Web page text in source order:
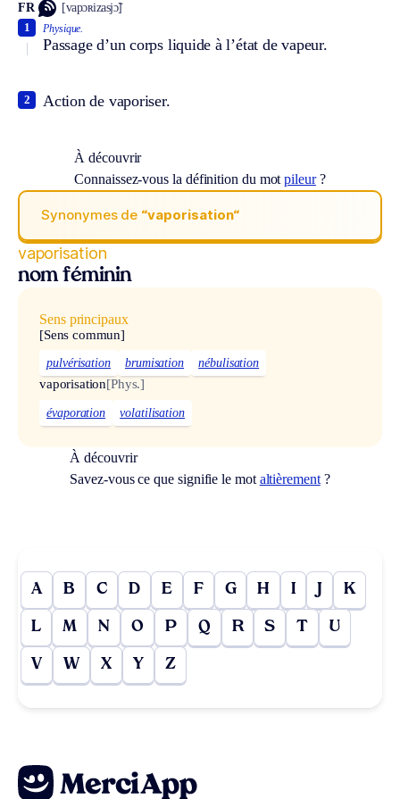
FR [vapɔʀizasjɔ̃]
Physique.
Passage d’un corps liquide à l’état de vapeur.
1
Action de vaporiser.
2
À découvrir
Connaissez-vous la définition du motpileur?
Synonymes de “vaporisation“
vaporisation
nom féminin
Sens principaux
[Sens commun]
pulvérisation brumisation nébulisation
vaporisation[Phys.]
évaporation volatilisation
À découvrir
Savez-vous ce que signifie le mot altièrement?
A B C D E F G H I J K
L M N O P Q R S T U
V W X Y Z